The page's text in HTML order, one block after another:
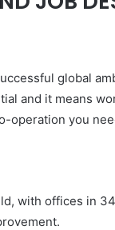
global
and it means
operation you
with offices in